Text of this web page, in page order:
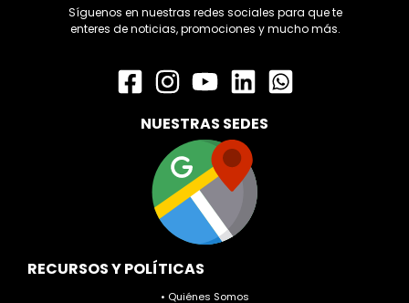
Síguenos en nuestras redes sociales para que te
enteres de noticias, promociones y mucho más.
NUESTRAS SEDES
RECURSOS Y POLÍTICAS
• Quiénes Somos